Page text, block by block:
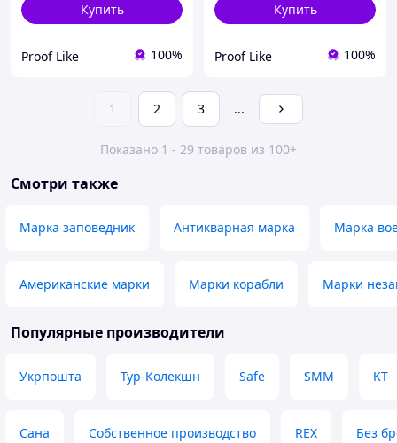
Купить
Proof Like 100%
Купить
Proof Like 100%
1 2 3 ...
Показано 1 - 29 товаров из 100+
Смотри также
Марка заповедник Антикварная марка Марка
Американские марки Марки корабли Марки
Популярные производители
Укрпошта Тур-Колекшн Safe SMM KT
Сана Собственное производство REX Без